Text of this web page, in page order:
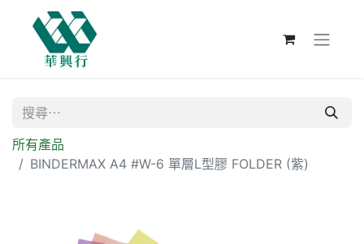
所有產品
BINDERMAX A4 #W-6 單層L型膠 FOLDER (紫)